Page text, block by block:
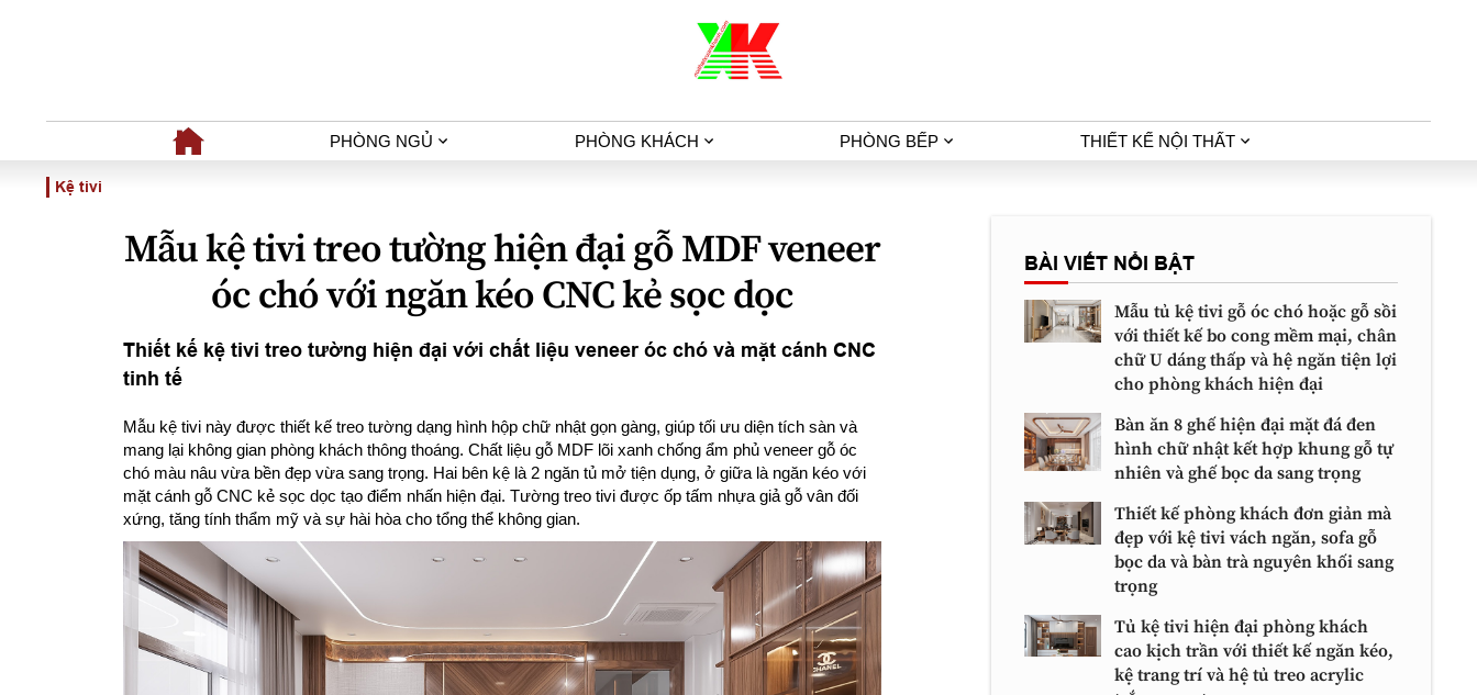
PHÒNG NGỦ PHÒNG KHÁCH PHÒNG BẾP THIẾT KẾ NỘI THẤT
Kệ tivi
Mẫu kệ tivi treo tường hiện đại gỗ MDF veneer
óc chó với ngăn kéo CNC kẻ sọc dọc
Thiết kế kệ tivi treo tường hiện đại với chất liệu veneer óc chó và mặt cánh CNC
tinh tế
Mẫu kệ tivi này được thiết kế treo tường dạng hình hộp chữ nhật gọn gàng, giúp tối ưu diện tích sàn và
mang lại không gian phòng khách thông thoáng. Chất liệu gỗ MDF lõi xanh chống ẩm phủ veneer gỗ óc
chó màu nâu vừa bền đẹp vừa sang trọng. Hai bên kệ là 2 ngăn tủ mở tiện dụng, ở giữa là ngăn kéo với
mặt cánh gỗ CNC kẻ sọc dọc tạo điểm nhấn hiện đại. Tường treo tivi được ốp tấm nhựa giả gỗ vân đối
xứng, tăng tính thẩm mỹ và sự hài hòa cho tổng thể không gian.
BÀI VIẾT NỔI BẬT
Mẫu tủ kệ tivi gỗ óc chó hoặc gỗ sồi
với thiết kế bo cong mềm mại, chân
chữ U dáng thấp và hệ ngăn tiện lợi
cho phòng khách hiện đại
Bàn ăn 8 ghế hiện đại mặt đá đen
hình chữ nhật kết hợp khung gỗ tự
nhiên và ghế bọc da sang trọng
Thiết kế phòng khách đơn giản mà
đẹp với kệ tivi vách ngăn, sofa gỗ
bọc da và bàn trà nguyên khối sang
trọng
Tủ kệ tivi hiện đại phòng khách
cao kịch trần với thiết kế ngăn kéo,
kệ trang trí và hệ tủ treo acrylic